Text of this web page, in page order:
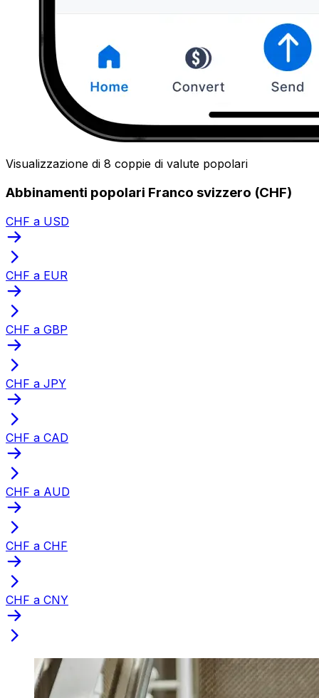
Visualizzazione di 8 coppie di valute popolari
Abbinamenti popolari Franco svizzero (CHF)
CHF a USD
CHF a EUR
CHF a GBP
CHF a JPY
CHF a CAD
CHF a AUD
CHF a CHF
CHF a CNY